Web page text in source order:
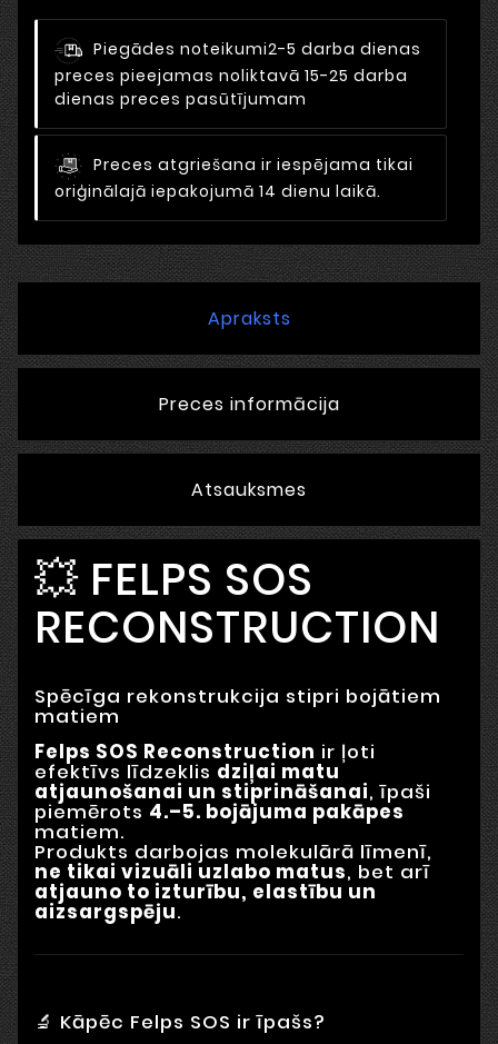
Piegādes noteikumi2-5 darba dienas
preces pieejamas noliktavā 15-25 darba
dienas preces pasūtījumam
Preces atgriešana ir iespējama tikai
oriģinālajā iepakojumā 14 dienu laikā.
Apraksts
Preces informācija
Atsauksmes
💥 FELPS SOS
RECONSTRUCTION
Spēcīga rekonstrukcija stipri bojātiem
matiem
Felps SOS Reconstruction ir ļoti
efektīvs līdzeklis dziļai matu
atjaunošanai un stiprināšanai, īpaši
piemērots 4.–5. bojājuma pakāpes
matiem.
Produkts darbojas molekulārā līmenī,
ne tikai vizuāli uzlabo matus, bet arī
atjauno to izturību, elastību un
aizsargspēju.
🔬 Kāpēc Felps SOS ir īpašs?